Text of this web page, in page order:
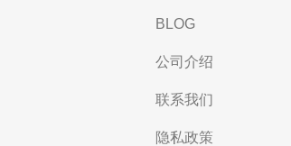
BLOG
公司介绍
联系我们
隐私政策